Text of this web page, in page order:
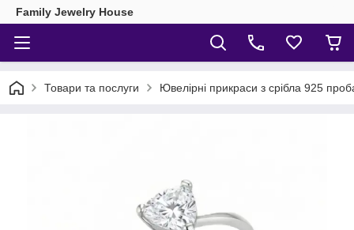
Family Jewelry House
Товари та послуги Ювелірні прикраси з срібла 925